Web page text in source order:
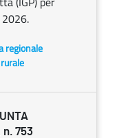
2026.
regionale
n. 753